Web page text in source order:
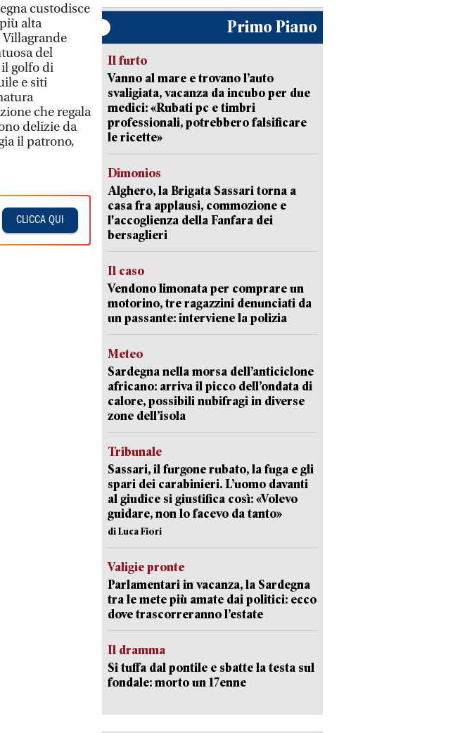
custodisce
alta
del
il golfo di
e siti
che regala
delizie da
il patrono,
CLICCA QUI
Primo Piano
Il furto
Vanno al mare e trovano l’auto
svaligiata, vacanza da incubo per due
medici: «Rubati pc e timbri
professionali, potrebbero falsificare
le ricette»
Dimonios
Alghero, la Brigata Sassari torna a
casa fra applausi, commozione e
l'accoglienza della Fanfara dei
bersaglieri
Il caso
Vendono limonata per comprare un
motorino, tre ragazzini denunciati da
un passante: interviene la polizia
Meteo
Sardegna nella morsa dell’anticiclone
africano: arriva il picco dell’ondata di
calore, possibili nubifragi in diverse
zone dell’isola
Tribunale
Sassari, il furgone rubato, la fuga e gli
spari dei carabinieri. L’uomo davanti
al giudice si giustifica così: «Volevo
guidare, non lo facevo da tanto»
di Luca Fiori
Valigie pronte
Parlamentari in vacanza, la Sardegna
tra le mete più amate dai politici: ecco
dove trascorreranno l’estate
Il dramma
Si tuffa dal pontile e sbatte la testa sul
fondale: morto un 17enne